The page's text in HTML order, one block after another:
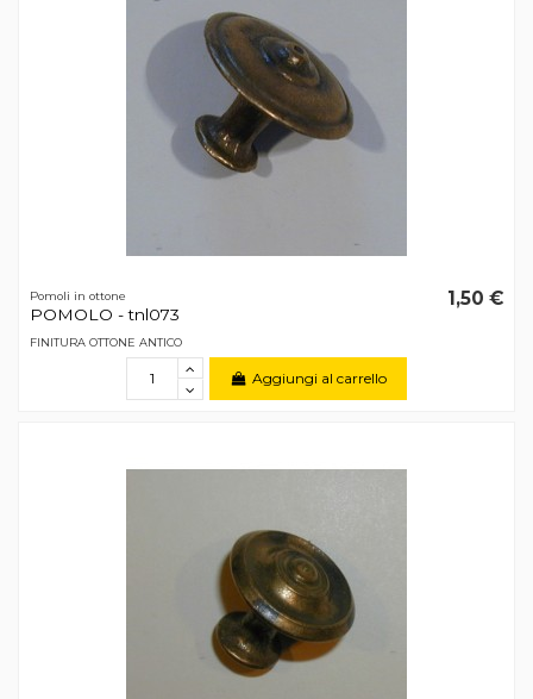
Pomoli in ottone
POMOLO - tnl073
1,50 €
FINITURA OTTONE ANTICO
Aggiungi al carrello